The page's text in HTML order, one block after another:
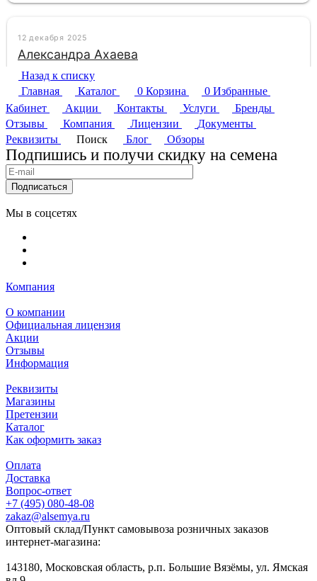
Назад к списку
Главная
Каталог 0 Корзина 0 Избранные
Кабинет
Акции Контакты Услуги
Бренды
Отзывы
Компания Лицензии
Документы
Реквизиты
Поиск Блог Обзоры
Подпишись и получи скидку на семена
Подписаться
Мы в соцсетях
Компания
О компании
Официальная лицензия
Акции
Отзывы
Информация
Реквизиты
Магазины
Претензии
Каталог
Как оформить заказ
Оплата
Доставка
Вопрос-ответ
+7 (495) 080-48-08
zakaz@alsemya.ru
Оптовый склад/Пункт самовывоза розничных заказов
интернет-магазина:
143180, Московская область, р.п. Большие Вязёмы, ул. Ямская